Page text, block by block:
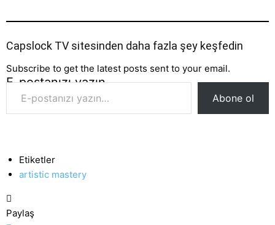
Capslock TV sitesinden daha fazla şey keşfedin
Subscribe to get the latest posts sent to your email.
E-postanızı yazın…
Abone ol
Etiketler
artistic mastery
Paylaş